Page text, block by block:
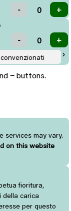
− buttons.
services may vary.
on this website
fioritura,
della carica
per questo